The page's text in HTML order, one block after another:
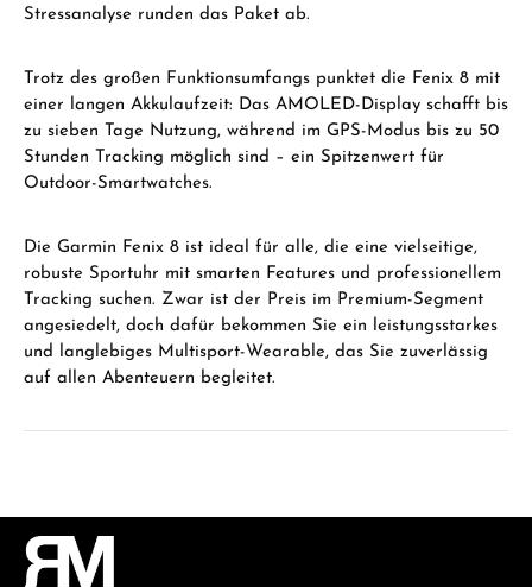
Stressanalyse runden das Paket ab.
Trotz des großen Funktionsumfangs punktet die Fenix 8 mit
einer langen Akkulaufzeit: Das AMOLED-Display schafft bis
zu sieben Tage Nutzung, während im GPS-Modus bis zu 50
Stunden Tracking möglich sind – ein Spitzenwert für
Outdoor-Smartwatches.
Die Garmin Fenix 8 ist ideal für alle, die eine vielseitige,
robuste Sportuhr mit smarten Features und professionellem
Tracking suchen. Zwar ist der Preis im Premium-Segment
angesiedelt, doch dafür bekommen Sie ein leistungsstarkes
und langlebiges Multisport-Wearable, das Sie zuverlässig
auf allen Abenteuern begleitet.